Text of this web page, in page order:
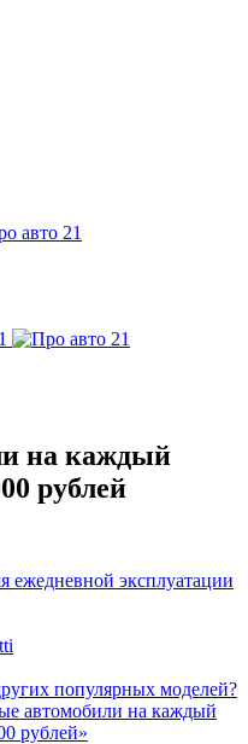
на каждый
рублей
ежедневной эксплуатации
популярных моделей?
автомобили на каждый
рублей»